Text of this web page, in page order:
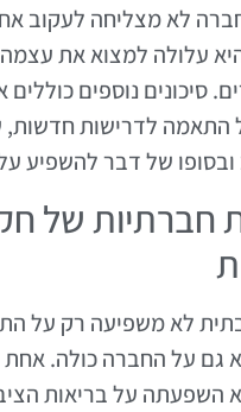
לא מצליחה לעקוב
עלולה למצוא את
סיכונים נוספים כוללים
התאמה לדרישות חדשות,
של דבר להשפיע על
חברתיות של
לא משפיעה רק על
גם על החברה כולה.
השפעתה על בריאות